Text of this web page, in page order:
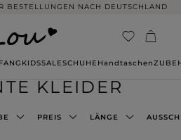
BESTELLUNGEN NACH DEUTSCHLAND
KIDSSALESCHUHE Handtaschen
KLEIDER
PREIS LÄNGE